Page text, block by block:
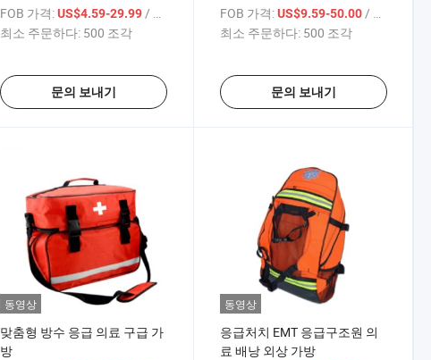
FOB 가격: US$4.59-29.99/ 상품
최소 주문하다: 500 조각
문의 보내기
FOB 가격: US$9.59-50.00/ 상품
최소 주문하다: 500 조각
문의 보내기
동영상
맞춤형 방수 응급 의료 구급 가
방
동영상
응급처치 EMT 응급구조원 의
료 배낭 외상 가방